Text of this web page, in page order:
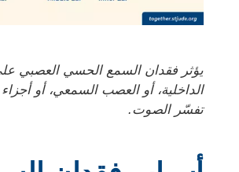
يؤثر فقدان السمع الحسي العصبي
الداخلية، أو العصب السمعي، أو أجزاء
تفسّر الصوت.